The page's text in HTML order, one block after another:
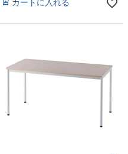
カートに入れる